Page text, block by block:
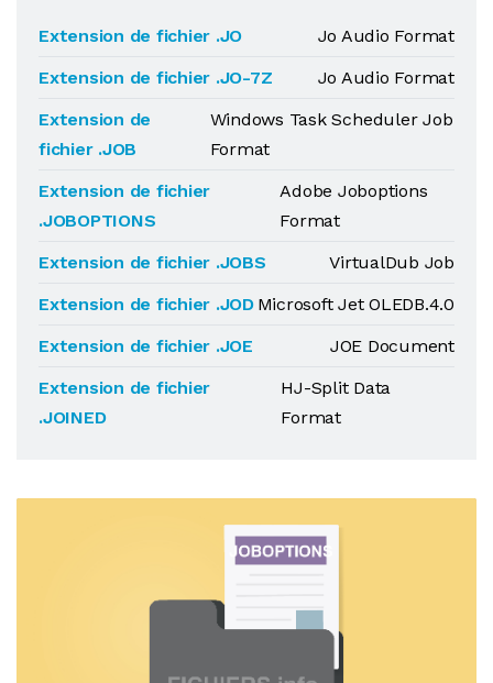
Extension de fichier .JO
Jo Audio Format
Extension de fichier .JO-7Z
Jo Audio Format
Extension de
fichier .JOB
Windows Task Scheduler Job
Format
Extension de fichier
.JOBOPTIONS
Adobe Joboptions
Format
Extension de fichier .JOBS
VirtualDub Job
Extension de fichier .JOD Microsoft Jet OLEDB.4.0
Extension de fichier .JOE
JOE Document
Extension de fichier
.JOINED
HJ-Split Data
Format